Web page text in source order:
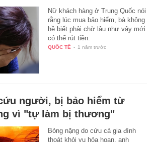
Nữ khách hàng ở Trung Quốc nói
rằng lúc mua bảo hiểm, bà không
hề biết phải chờ lâu như vậy mới
có thể rút tiền.
QUỐC TẾ - 1 năm trước
người, bị bảo hiểm từ
vì "tự làm bị thương"
Bỏng nặng do cứu cả gia đình
thoát khỏi vụ hỏa hoạn, anh